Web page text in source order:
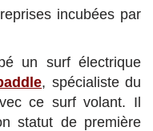
incubées par
un surf électrique
, spécialiste du
ce surf volant. Il
statut de première